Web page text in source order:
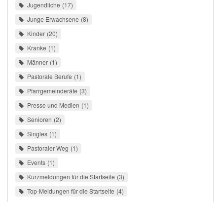
Jugendliche 17
Junge Erwachsene 8
Kinder 20
Kranke 1
Männer 1
Pastorale Berufe 1
Pfarrgemeinderäte 3
Presse und Medien 1
Senioren 2
Singles 1
Pastoraler Weg 1
Events 1
Kurzmeldungen für die Startseite 3
Top-Meldungen für die Startseite 4